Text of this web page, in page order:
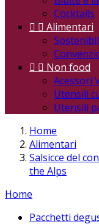
Cocktails
  Alimentari
  Non food
Acessori
Utensili
Utensili
Home
Alimentari
Salsicce del
the Alps
Home
Pacchetti